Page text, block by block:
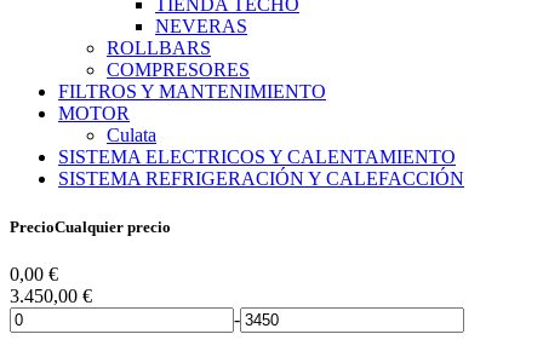
TIENDA TECHO
NEVERAS
ROLLBARS
COMPRESORES
FILTROS Y MANTENIMIENTO
MOTOR
Culata
SISTEMA ELECTRICOS Y CALENTAMIENTO
SISTEMA REFRIGERACIÓN Y CALEFACCIÓN
PrecioCualquier precio
0,00 €
3.450,00 €
-